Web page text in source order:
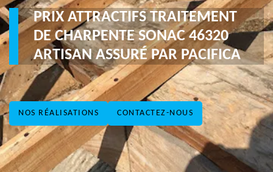
NOS RÉALISATIONS CONTACTEZ-NOUS
PRIX ATTRACTIFS TRAITEMENT
DE CHARPENTE SONAC 46320
ARTISAN ASSURÉ PAR PACIFICA